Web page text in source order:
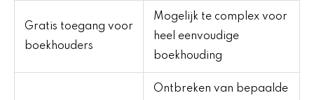
Gratis toegang voor
boekhouders
Mogelijk te complex voor
heel eenvoudige
boekhouding
Ontbreken van bepaalde